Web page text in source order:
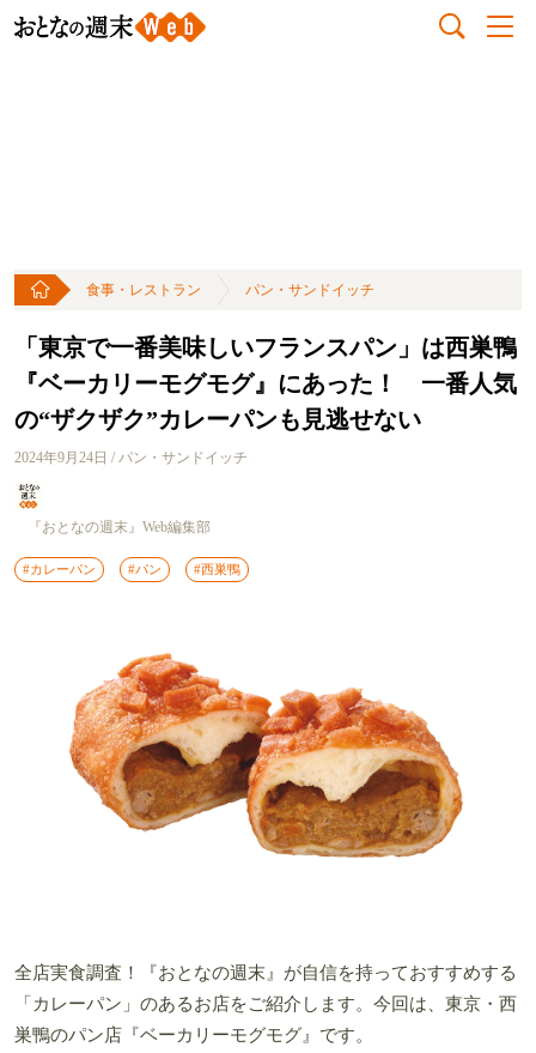
食事・レストラン パン・サンドイッチ
「東京で一番美味しいフランスパン」は西巣鴨
『ベーカリーモグモグ』にあった！ 一番人気
の“ザクザク”カレーパンも見逃せない
2024年9月24日 / パン・サンドイッチ
『おとなの週末』Web編集部
#カレーパン #パン #西巣鴨
全店実食調査！『おとなの週末』が自信を持っておすすめする
「カレーパン」のあるお店をご紹介します。今回は、東京・西
巣鴨のパン店『ベーカリーモグモグ』です。